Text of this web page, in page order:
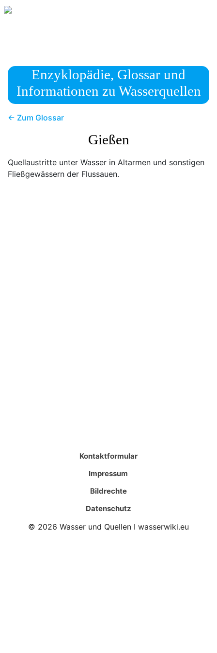
Enzyklopädie, Glossar und
Informationen zu Wasserquellen
← Zum Glossar
Gießen
Quellaustritte unter Wasser in Altarmen und sonstigen
Fließgewässern der Flussauen.
Kontaktformular
Impressum
Bildrechte
Datenschutz
© 2026 Wasser und Quellen I wasserwiki.eu